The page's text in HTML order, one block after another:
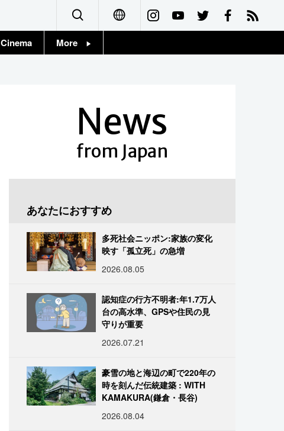
Français
Cinema More
News
from Japan
あなたにおすすめ
多死社会ニッポン:家族の変化
映す「孤立死」の急増
2026.08.05
認知症の行方不明者:年1.7万人
台の高水準、GPSや住民の見
守りが重要
2026.07.21
豪雪の地と海辺の町で220年の
時を刻んだ伝統建築 : WITH
KAMAKURA(鎌倉・長谷)
2026.08.04